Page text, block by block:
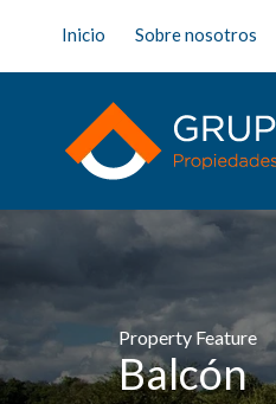
Inicio Sobre nosotros
Property Feature
Balcón